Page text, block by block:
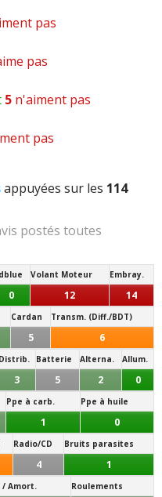
pas
pas
5 n'aiment pas
pas
appuyées sur les 114
postés toutes
Volant Moteur Embray.
0 12 14
Cardan Transm. (Diff./BDT)
5 6
Distrib. Batterie Alterna. Allum.
3 5 2 0
Ppe à carb. Ppe à huile
1 0
Radio/CD Bruits parasites
4 1
/ Amort. Roulements